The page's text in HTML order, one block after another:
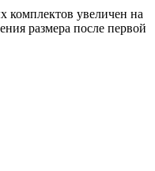
комплектов увеличен на
размера после первой